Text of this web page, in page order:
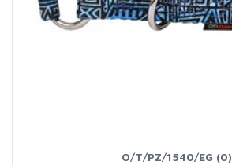
O/T/PZ/1540/EG (0)